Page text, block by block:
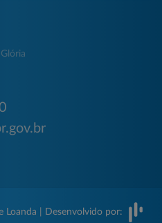
| Desenvolvido por: